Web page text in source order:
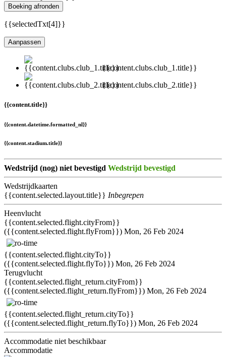
Boeking afronden
{{selectedTxt[4]}}
Aanpassen
{{content.clubs.club_1.title}}
{{content.clubs.club_2.title}}
{{content.title}}
{{content.datetime.formatted_nl}}
{{content.stadium.title}}
Wedstrijd (nog) niet bevestigd Wedstrijd bevestigd
Wedstrijdkaarten
{{content.selected.layout.title}} Inbegrepen
Heenvlucht
{{content.selected.flight.cityFrom}}
({{content.selected.flight.flyFrom}}) Mon, 26 Feb 2024
{{content.selected.flight.cityTo}}
({{content.selected.flight.flyTo}}) Mon, 26 Feb 2024
Terugvlucht
{{content.selected.flight_return.cityFrom}}
({{content.selected.flight_return.flyFrom}}) Mon, 26 Feb 2024
{{content.selected.flight_return.cityTo}}
({{content.selected.flight_return.flyTo}}) Mon, 26 Feb 2024
Accommodatie niet beschikbaar
Accommodatie